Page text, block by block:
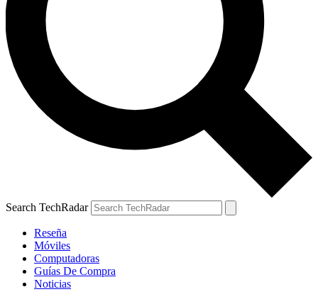
Search TechRadar
Reseña
Móviles
Computadoras
Guías De Compra
Noticias